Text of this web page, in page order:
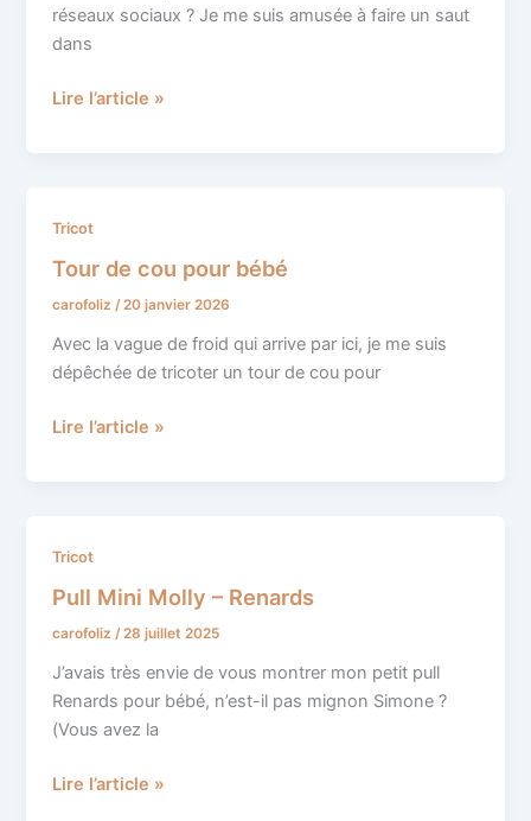
réseaux sociaux ? Je me suis amusée à faire un saut
dans
et
de
Lire l’article »
Tricot
Tour de cou pour bébé
carofoliz/20 janvier 2026
Avec la vague de froid qui arrive par ici, je me suis
dépêchée de tricoter un tour de cou pour
Tour
de
cou
pour
bébé
Lire l’article »
Tricot
Pull Mini Molly – Renards
carofoliz/28 juillet 2025
J’avais très envie de vous montrer mon petit pull
Renards pour bébé, n’est-il pas mignon Simone ?
(Vous avez la
Pull
Mini
Molly
–
Renards
Lire l’article »